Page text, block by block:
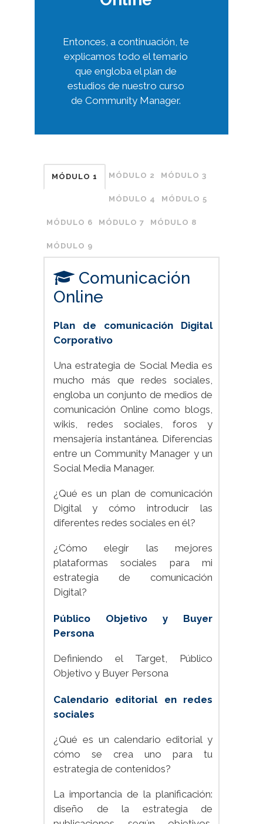
Entonces, a continuación, te
explicamos todo el temario
que engloba el plan de
estudios de nuestro curso
de Community Manager.
MÓDULO 1 MÓDULO 2 MÓDULO 3
MÓDULO 4 MÓDULO 5
MÓDULO 6 MÓDULO 7 MÓDULO 8
MÓDULO 9
Comunicación
Online
Plan de comunicación Digital
Corporativo
Una estrategia de Social Media es
mucho más que redes sociales,
engloba un conjunto de medios de
comunicación Online como blogs,
wikis, redes sociales, foros y
mensajería instantánea. Diferencias
entre un Community Manager y un
Social Media Manager.
¿Qué es un plan de comunicación
Digital y cómo introducir las
diferentes redes sociales en él?
¿Cómo elegir las mejores
plataformas sociales para mi
estrategia de comunicación
Digital?
Público Objetivo y Buyer
Persona
Definiendo el Target, Público
Objetivo y Buyer Persona
Calendario editorial en redes
sociales
¿Qué es un calendario editorial y
cómo se crea uno para tu
estrategia de contenidos?
La importancia de la planificación:
diseño de la estrategia de